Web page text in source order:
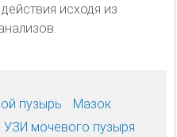
исходя из
пузырь
Мазок
УЗИ мочевого пузыря